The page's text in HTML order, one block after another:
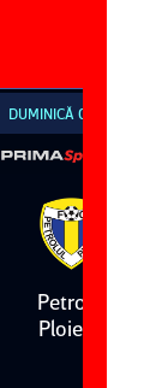
DUMINICĂ 09 AUG,
Petrolul
Ploieşti